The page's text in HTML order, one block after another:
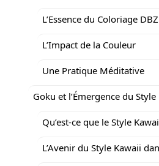
L’Essence du Coloriage DBZ
L’Impact de la Couleur
Une Pratique Méditative
Goku et l’Émergence du Style
Qu’est-ce que le Style
L’Avenir du Style Kawaii